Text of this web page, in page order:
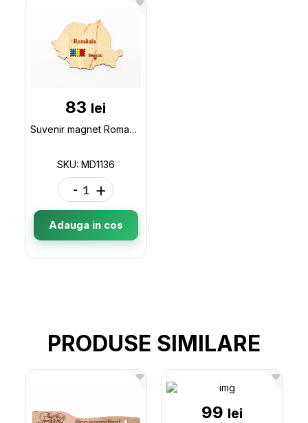
83 lei
Suvenir magnet Romania (brodat)85*30 MD1136
SKU: MD1136
- +
Adauga in cos
PRODUSE SIMILARE
99 lei